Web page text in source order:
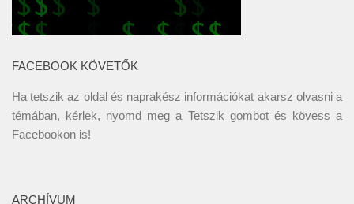
FACEBOOK KÖVETŐK
Ha tetszik az oldal és naprakész információkat akarsz olvasni a
témában, kérlek, nyomd meg a Tetszik gombot és kövess a
Facebookon is!
ARCHÍVUM